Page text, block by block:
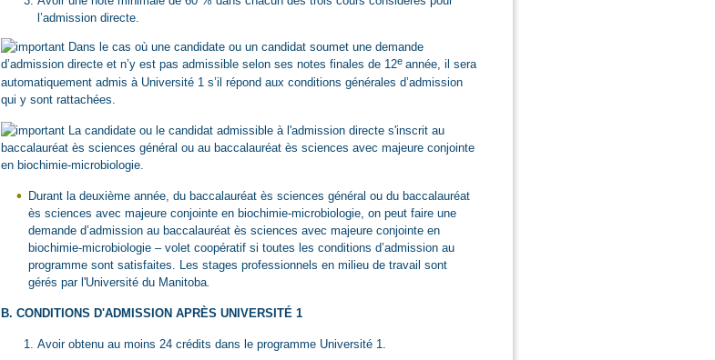
l’admission directe.
Dans le cas où une candidate ou un candidat soumet une demande
d’admission directe et n’y est pas admissible selon ses notes finales de 12e année, il sera
automatiquement admis à Université 1 s’il répond aux conditions générales d’admission
qui y sont rattachées.
La candidate ou le candidat admissible à l'admission directe s'inscrit au
baccalauréat ès sciences général ou au baccalauréat ès sciences avec majeure conjointe
en biochimie-microbiologie.
Durant la deuxième année, du baccalauréat ès sciences général ou du baccalauréat
ès sciences avec majeure conjointe en biochimie-microbiologie, on peut faire une
demande d’admission au baccalauréat ès sciences avec majeure conjointe en
biochimie-microbiologie – volet coopératif si toutes les conditions d’admission au
programme sont satisfaites. Les stages professionnels en milieu de travail sont
gérés par l'Université du Manitoba.
B. CONDITIONS D'ADMISSION APRÈS UNIVERSITÉ 1
Avoir obtenu au moins 24 crédits dans le programme Université 1.